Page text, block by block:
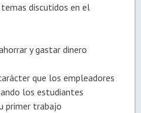
discutidos en el
y gastar dinero
que los empleadores
los estudiantes
primer trabajo